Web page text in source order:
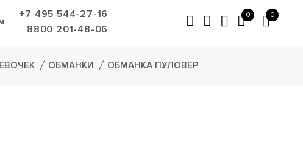
+7 495 544-27-16
8800 201-48-06
0 0
ОБМАНКИ ОБМАНКА ПУЛОВЕР